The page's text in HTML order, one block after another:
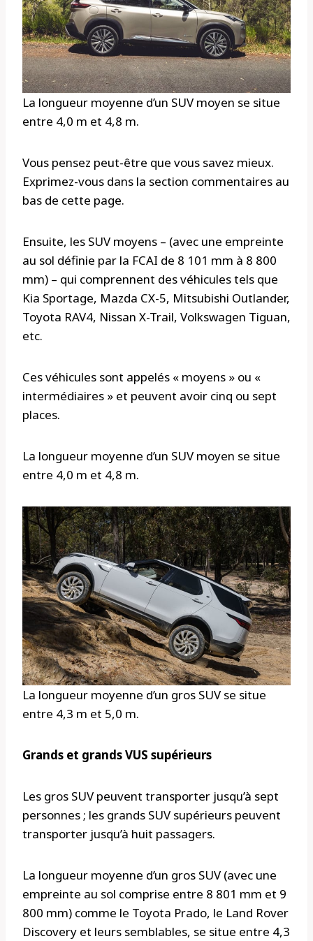
La longueur moyenne d’un SUV moyen se situe
entre 4,0 m et 4,8 m.
Vous pensez peut-être que vous savez mieux.
Exprimez-vous dans la section commentaires au
bas de cette page.
Ensuite, les SUV moyens – (avec une empreinte
au sol définie par la FCAI de 8 101 mm à 8 800
mm) – qui comprennent des véhicules tels que
Kia Sportage, Mazda CX-5, Mitsubishi Outlander,
Toyota RAV4, Nissan X-Trail, Volkswagen Tiguan,
etc.
Ces véhicules sont appelés « moyens » ou «
intermédiaires » et peuvent avoir cinq ou sept
places.
La longueur moyenne d’un SUV moyen se situe
entre 4,0 m et 4,8 m.
La longueur moyenne d’un gros SUV se situe
entre 4,3 m et 5,0 m.
Grands et grands VUS supérieurs
Les gros SUV peuvent transporter jusqu’à sept
personnes ; les grands SUV supérieurs peuvent
transporter jusqu’à huit passagers.
La longueur moyenne d’un gros SUV (avec une
empreinte au sol comprise entre 8 801 mm et 9
800 mm) comme le Toyota Prado, le Land Rover
Discovery et leurs semblables, se situe entre 4,3